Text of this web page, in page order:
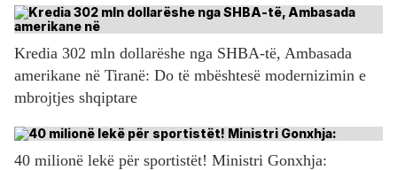
Kredia 302 mln dollarëshe nga SHBA-të, Ambasada
amerikane në Tiranë: Do të mbështesë modernizimin e
mbrojtjes shqiptare
40 milionë lekë për sportistët! Ministri Gonxhja: